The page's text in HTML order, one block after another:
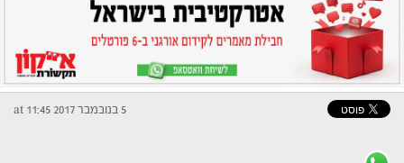
5 בנובמבר 2017 at 11:45